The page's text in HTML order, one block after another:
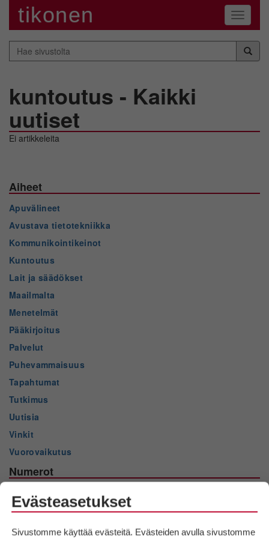
tikonen
Hae
sivustolta
kuntoutus - Kaikki
uutiset
Ei artikkeleita
Aiheet
Apuvälineet
Avustava tietotekniikka
Kommunikointikeinot
Kuntoutus
Lait ja säädökset
Maailmalta
Menetelmät
Pääkirjoitus
Palvelut
Puhevammaisuus
Tapahtumat
Tutkimus
Uutisia
Vinkit
Vuorovaikutus
Numerot
2025 nro 2
2025 nro 1
2024 nro 3
Evästeasetukset
Sivustomme käyttää evästeitä. Evästeiden avulla sivustomme